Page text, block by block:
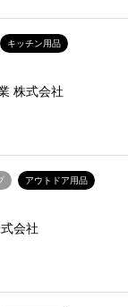
キッチン用品
株式会社
アウトドア用品
会社